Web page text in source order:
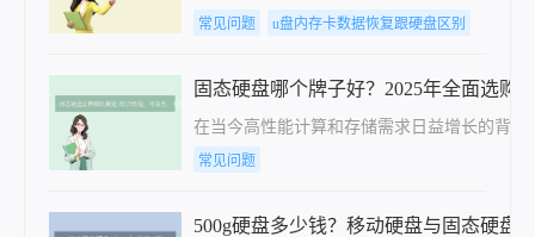
常见问题 u盘内存卡数据恢复跟硬盘区别
固态硬盘哪个牌子好？2025年全面选购
在当今高性能计算和存储需求日益增长的背
常见问题
500g硬盘多少钱？移动硬盘与固态硬盘